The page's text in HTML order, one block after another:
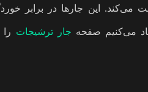
این جارها در برابر
می‌کنیم صفحه جار ترشیجات